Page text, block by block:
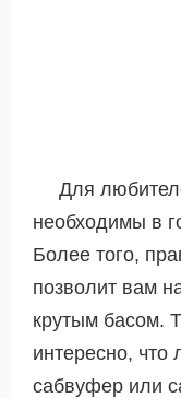
Для
необходимы в
Более того,
позволит вам
крутым басом.
интересно, что
сабвуфер или